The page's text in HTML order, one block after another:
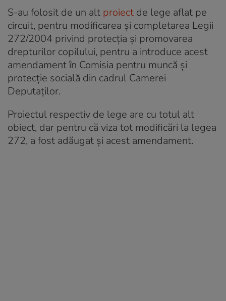
S-au folosit de un alt proiect de lege aflat pe
circuit, pentru modificarea şi completarea Legii
272/2004 privind protecţia şi promovarea
drepturilor copilului, pentru a introduce acest
amendament în Comisia pentru muncă și
protecție socială din cadrul Camerei
Deputaților.
Proiectul respectiv de lege are cu totul alt
obiect, dar pentru că viza tot modificări la legea
272, a fost adăugat și acest amendament.